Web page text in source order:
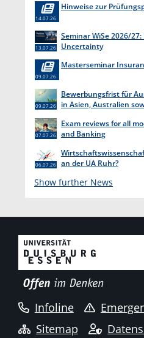
Hinweise zur
14.07.26
Seminar WiSe 2026/
Uncertainty
13.07.26
Masterseminar
09.07.26
Bewerbungsfrist für
in Asien, Australien
09.07.26
Exam reviews for all
and Banking
07.07.26
an der UA Ruhr?
06.07.26
Show further News
Infoline
Sitemap